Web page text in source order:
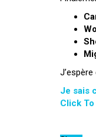
Je sais
Click